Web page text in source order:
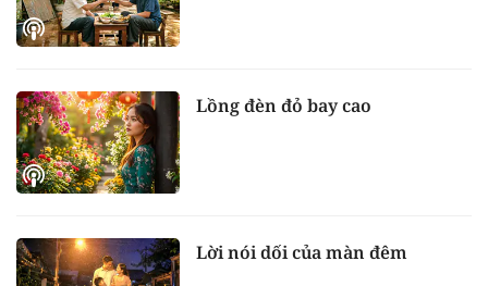
Lồng đèn đỏ bay cao
Lời nói dối của màn đêm